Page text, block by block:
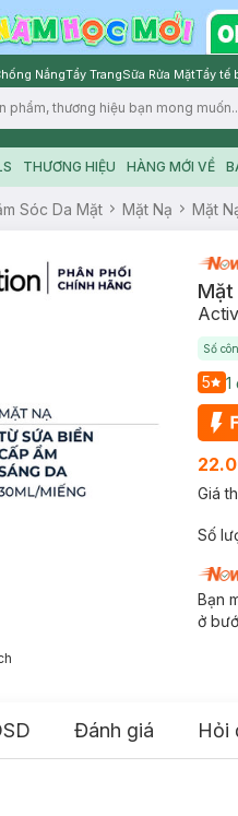
NắngTẩy TrangSữa Rửa MặtTẩy tế
THƯƠNG HIỆU HÀNG MỚI VỀ
Sóc Da Mặt Mặt Nạ Mặt
Mặt
Số
5 1
Giá
Số
Bạn
ở
Đánh giá Hỏi